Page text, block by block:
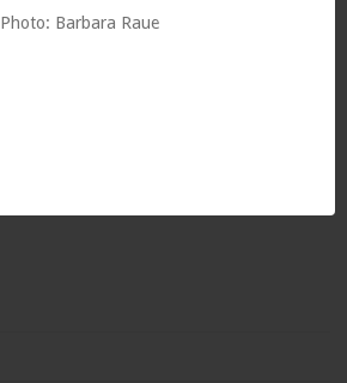
Photo: Barbara Raue